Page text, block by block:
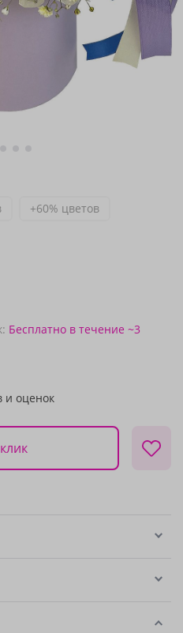
+60% цветов
Бесплатно в течение ~3
и оценок